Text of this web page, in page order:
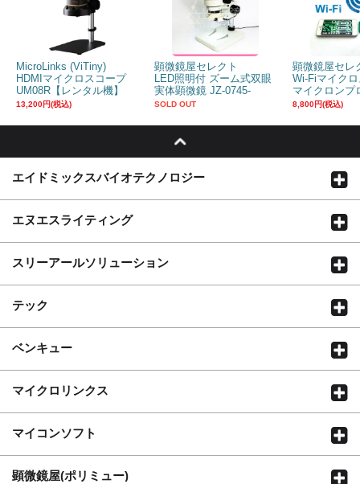
MicroLinks (ViTiny)
HDMIマイクロスコープ
UM08R【レンタル機】
13,200円(税込)
顕微鏡屋セレクト
LED照明付 ズーム式双眼
実体顕微鏡 JZ-0745-
LR【レンタル機】
SOLD OUT
顕微鏡屋セレ
Wi-Fiマイク
マイクロンプ
130HWUR【
8,800円(税込)
エイドミックスバイオテクノロジー
エヌエスライティング
スリーアールソリューション
テック
ベンキュー
マイクロリンクス
マイコンソフト
顕微鏡屋(ポリミュー)